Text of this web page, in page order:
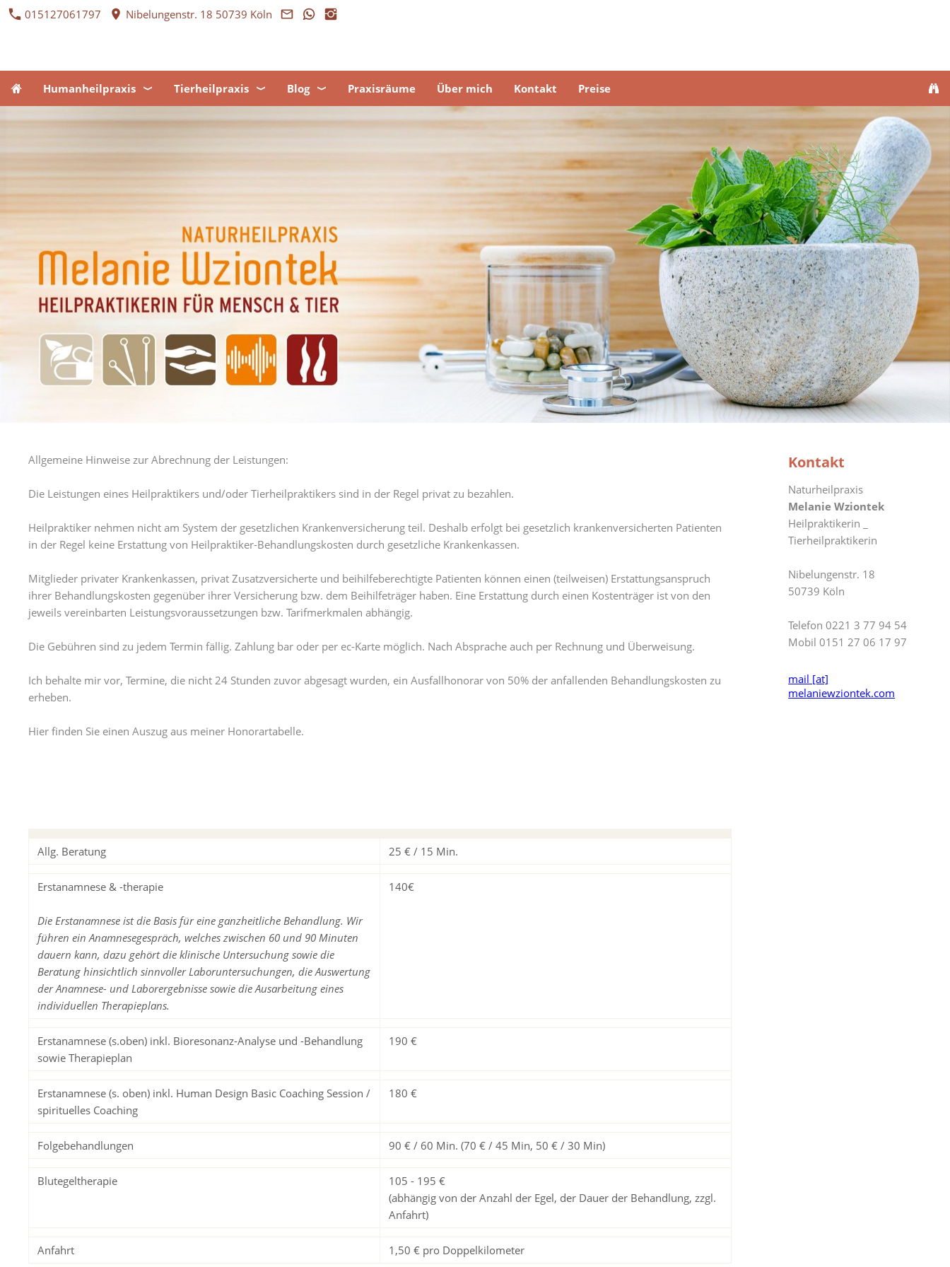
015127061797 Nibelungenstr. 18 50739 Köln
Humanheilpraxis Tierheilpraxis Blog Praxisräume Über mich Kontakt Preise
Allgemeine Hinweise zur Abrechnung der Leistungen:
Die Leistungen eines Heilpraktikers und/oder Tierheilpraktikers sind in der Regel privat zu bezahlen.
Heilpraktiker nehmen nicht am System der gesetzlichen Krankenversicherung teil. Deshalb erfolgt bei gesetzlich krankenversicherten Patienten
in der Regel keine Erstattung von Heilpraktiker-Behandlungskosten durch gesetzliche Krankenkassen.
Mitglieder privater Krankenkassen, privat Zusatzversicherte und beihilfeberechtigte Patienten können einen (teilweisen) Erstattungsanspruch
ihrer Behandlungskosten gegenüber ihrer Versicherung bzw. dem Beihilfeträger haben. Eine Erstattung durch einen Kostenträger ist von den
jeweils vereinbarten Leistungsvoraussetzungen bzw. Tarifmerkmalen abhängig.
Die Gebühren sind zu jedem Termin fällig. Zahlung bar oder per ec-Karte möglich. Nach Absprache auch per Rechnung und Überweisung.
Ich behalte mir vor, Termine, die nicht 24 Stunden zuvor abgesagt wurden, ein Ausfallhonorar von 50% der anfallenden Behandlungskosten zu
erheben.
Hier finden Sie einen Auszug aus meiner Honorartabelle.
Allg. Beratung 25 € / 15 Min.
Erstanamnese & -therapie
Die Erstanamnese ist die Basis für eine ganzheitliche Behandlung. Wir
führen ein Anamnesegespräch, welches zwischen 60 und 90 Minuten
dauern kann, dazu gehört die klinische Untersuchung sowie die
Beratung hinsichtlich sinnvoller Laboruntersuchungen, die Auswertung
der Anamnese- und Laborergebnisse sowie die Ausarbeitung eines
individuellen Therapieplans.
140€
Erstanamnese (s.oben) inkl. Bioresonanz-Analyse und -Behandlung
sowie Therapieplan
190 €
Erstanamnese (s. oben) inkl. Human Design Basic Coaching Session /
spirituelles Coaching
180 €
Folgebehandlungen 90 € / 60 Min. (70 € / 45 Min, 50 € / 30 Min)
Blutegeltherapie
105 - 195 €
(abhängig von der Anzahl der Egel, der Dauer der Behandlung, zzgl.
Anfahrt)
Anfahrt 1,50 € pro Doppelkilometer
Kontakt
Naturheilpraxis
Melanie Wziontek
Heilpraktikerin _
Tierheilpraktikerin
Nibelungenstr. 18
50739 Köln
Telefon 0221 3 77 94 54
Mobil 0151 27 06 17 97
mail [at]
melaniewziontek.com